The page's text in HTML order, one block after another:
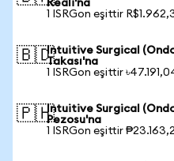
Reali'na
1 ISRGon eşittir
🇧🇩Intuitive Surgical
Takası'na
1 ISRGon eşittir
🇵🇭Intuitive Surgical
Pezosu'na
1 ISRGon eşittir